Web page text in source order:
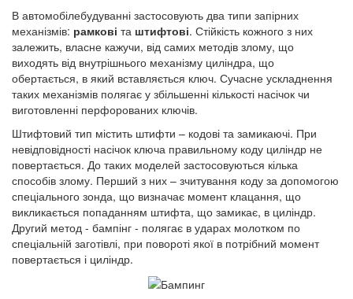
В автомобілебудуванні застосовують два типи запірних
механізмів: рамкові та штифтові. Стійкість кожного з них
залежить, власне кажучи, від самих методів злому, що
виходять від внутрішнього механізму циліндра, що
обертається, в який вставляється ключ. Сучасне ускладнення
таких механізмів полягає у збільшенні кількості насічок чи
виготовленні перфорованих ключів.
Штифтовий тип містить штифти – кодові та замикаючі. При
невідповідності насічок ключа правильному коду циліндр не
повертається. До таких моделей застосовуються кілька
способів злому. Перший з них – зчитування коду за допомогою
спеціального зонда, що визначає момент клацання, що
викликається попаданням штифта, що замикає, в циліндр.
Другий метод - бампінг - полягає в ударах молотком по
спеціальній заготівлі, при повороті якої в потрібний момент
повертається і циліндр.